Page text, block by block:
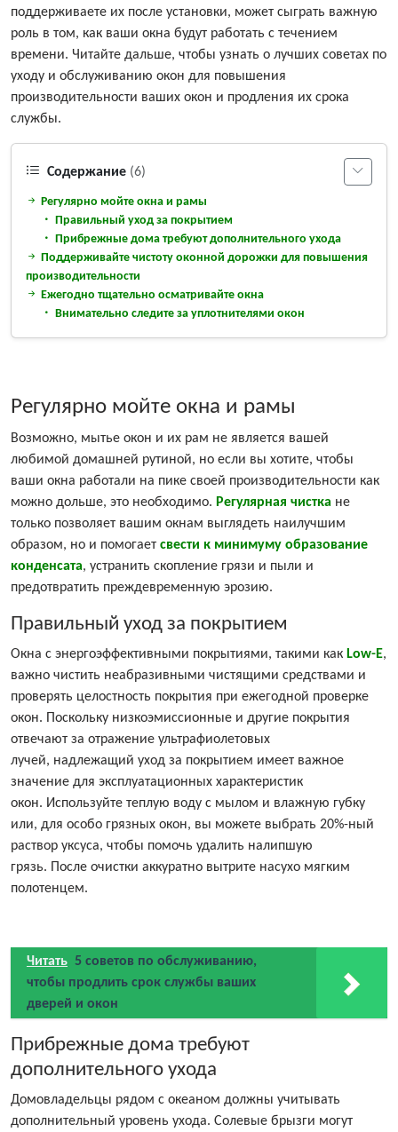
поддерживаете их после установки, может сыграть важную
роль в том, как ваши окна будут работать с течением
времени. Читайте дальше, чтобы узнать о лучших советах по
уходу и обслуживанию окон для повышения
производительности ваших окон и продления их срока
службы.
Содержание (6)
Регулярно мойте окна и рамы
Правильный уход за покрытием
Прибрежные дома требуют дополнительного ухода
Поддерживайте чистоту оконной дорожки для повышения
производительности
Ежегодно тщательно осматривайте окна
Внимательно следите за уплотнителями окон
Регулярно мойте окна и рамы
Возможно, мытье окон и их рам не является вашей
любимой домашней рутиной, но если вы хотите, чтобы
ваши окна работали на пике своей производительности как
можно дольше, это необходимо. Регулярная чистка не
только позволяет вашим окнам выглядеть наилучшим
образом, но и помогает свести к минимуму образование
конденсата, устранить скопление грязи и пыли и
предотвратить преждевременную эрозию.
Правильный уход за покрытием
Окна с энергоэффективными покрытиями, такими как Low-E,
важно чистить неабразивными чистящими средствами и
проверять целостность покрытия при ежегодной проверке
окон. Поскольку низкоэмиссионные и другие покрытия
отвечают за отражение ультрафиолетовых
лучей, надлежащий уход за покрытием имеет важное
значение для эксплуатационных характеристик
окон. Используйте теплую воду с мылом и влажную губку
или, для особо грязных окон, вы можете выбрать 20%-ный
раствор уксуса, чтобы помочь удалить налипшую
грязь. После очистки аккуратно вытрите насухо мягким
полотенцем.
Читать 5 советов по обслуживанию,
чтобы продлить срок службы ваших
дверей и окон
Прибрежные дома требуют
дополнительного ухода
Домовладельцы рядом с океаном должны учитывать
дополнительный уровень ухода. Солевые брызги могут